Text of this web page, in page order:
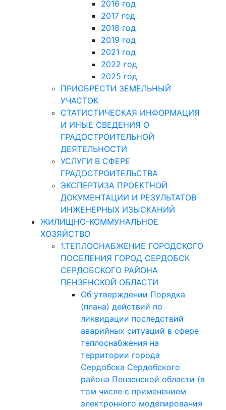
2016 год
2017 год
2018 год
2019 год
2021 год
2022 год
2025 год
ПРИОБРЕСТИ ЗЕМЕЛЬНЫЙ
УЧАСТОК
СТАТИСТИЧЕСКАЯ ИНФОРМАЦИЯ
И ИНЫЕ СВЕДЕНИЯ О
ГРАДОСТРОИТЕЛЬНОЙ
ДЕЯТЕЛЬНОСТИ
УСЛУГИ В СФЕРЕ
ГРАДОСТРОИТЕЛЬСТВА
ЭКСПЕРТИЗА ПРОЕКТНОЙ
ДОКУМЕНТАЦИИ И РЕЗУЛЬТАТОВ
ИНЖЕНЕРНЫХ ИЗЫСКАНИЙ
ЖИЛИЩНО-КОММУНАЛЬНОЕ
ХОЗЯЙСТВО
1.ТЕПЛОСНАБЖЕНИЕ ГОРОДСКОГО
ПОСЕЛЕНИЯ ГОРОД СЕРДОБСК
СЕРДОБСКОГО РАЙОНА
ПЕНЗЕНСКОЙ ОБЛАСТИ
Об утверждении Порядка
(плана) действий по
ликвидации последствий
аварийных ситуаций в сфере
теплоснабжения на
территории города
Сердобска Сердобского
района Пензенской области (в
том числе с применением
электронного моделирования